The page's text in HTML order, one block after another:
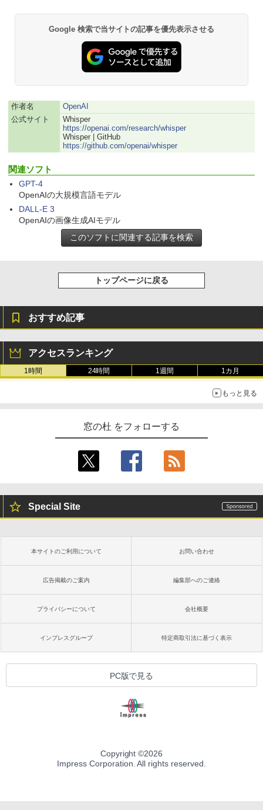
Google 検索で当サイトの記事を優先表示させる
作者名
OpenAI
公式サイト
Whisper
https://openai.com/research/whisper
Whisper | GitHub
https://github.com/openai/whisper
関連ソフト
GPT-4
OpenAIの大規模言語モデル
DALL-E 3
OpenAIの画像生成AIモデル
トップページに戻る
おすすめ記事
アクセスランキング
1時間 24時間 1週間 1カ月
もっと見る
窓の杜 をフォローする
Special Site
本サイトのご利用について お問い合わせ
広告掲載のご案内 編集部へのご連絡
プライバシーについて 会社概要
インプレスグループ 特定商取引法に基づく表示
PC版で見る
Copyright ©2026
Impress Corporation. All rights reserved.